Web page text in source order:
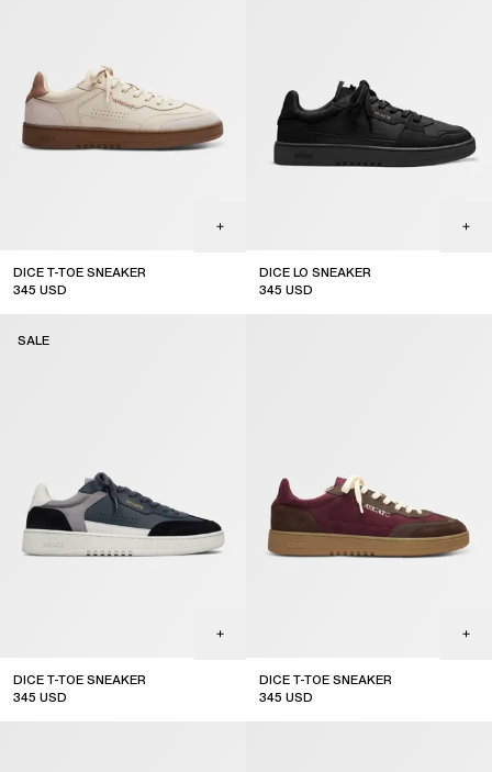
DICE T-TOE SNEAKER
345 USD
DICE LO SNEAKER
345 USD
DICE T-TOE SNEAKER
345 USD
SALE
DICE T-TOE SNEAKER
345 USD